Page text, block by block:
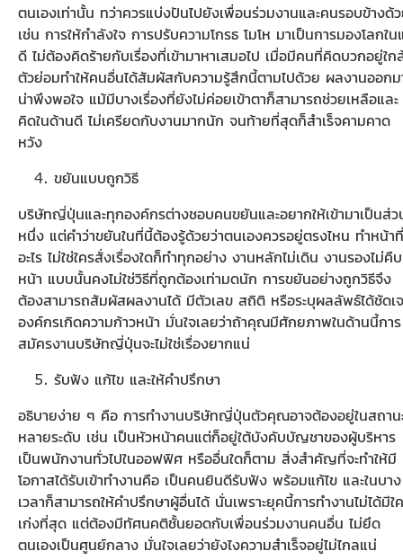
ตนเองเท่านั้น ทว่าควรแบ่งปันไปยังเพื่อนร่วมงานและคนรอบข้างด้
เช่น การให้กำลังใจ การปรับความโกรธ โมโห มาเป็นการมองโลกใน
ดี ไม่ต้องคิดร้ายกับเรื่องที่เข้ามาหาเสมอไป เมื่อมีคนที่คิดบวกอยู่ใก
ตัวย่อมทำให้คนอื่นได้สัมผัสกับความรู้สึกนี้ตามไปด้วย ผลงานออกม
น่าพึงพอใจ แม้มีบางเรื่องที่ยังไม่ค่อยเข้าตาก็สามารถช่วยเหลือและ
คิดในด้านดี ไม่เครียดกับงานมากนัก จนท้ายที่สุดก็สำเร็จคามคาด
หวัง
ขยันแบบถูกวิธี
บริษัทญี่ปุ่นและทุกองค์กรต่างชอบคนขยันและอยากให้เข้ามาเป็นส่ว
หนึ่ง แต่คำว่าขยันในที่นี้ต้องรู้ด้วยว่าตนเองควรอยู่ตรงไหน ทำหน้าที่
อะไร ไม่ใช่ใครสั่งเรื่องใดก็ทำทุกอย่าง งานหลักไม่เดิน งานรองไม่คืบ
หน้า แบบนั้นคงไม่ใช่วิธีที่ถูกต้องเท่ามดนัก การขยันอย่างถูกวิธีจึง
ต้องสามารถสัมผัสผลงานได้ มีตัวเลข สถิติ หรือระบุผลลัพธ์ได้ชัดเ
องค์กรเกิดความก้าวหน้า มั่นใจเลยว่าถ้าคุณมีศักยภาพในด้านนี้การ
สมัครงานบริษัทญี่ปุ่นจะไม่ใช่เรื่องยากแน่
รับฟัง แก้ไข และให้คำปรึกษา
อธิบายง่าย ๆ คือ การทำงานบริษัทญี่ปุ่นตัวคุณอาจต้องอยู่ในสถาน
หลายระดับ เช่น เป็นหัวหน้าคนแต่ก็อยู่ใต้บังคับบัญชาของผู้บริหาร
เป็นพนักงานทั่วไปในออฟฟิศ หรืออื่นใดก็ตาม สิ่งสำคัญที่จะทำให้มี
โอกาสได้รับเข้าทำงานคือ เป็นคนยินดีรับฟัง พร้อมแก้ไข และในบาง
เวลาก็สามารถให้คำปรึกษาผู้อื่นได้ นั่นเพราะยุคนี้การทำงานไม่ได้มีใ
เก่งที่สุด แต่ต้องมีทัศนคติชั้นยอดกับเพื่อนร่วมงานคนอื่น ไม่ยึด
ตนเองเป็นศูนย์กลาง มั่นใจเลยว่ายังไงความสำเร็จอยู่ไม่ไกลแน่